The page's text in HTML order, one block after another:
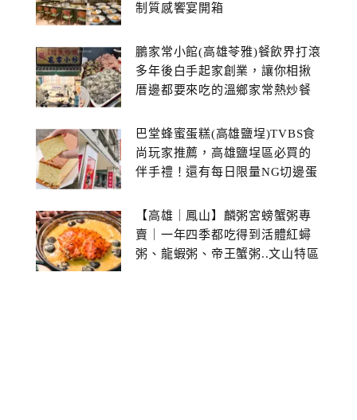
制質感饗宴開箱
鵬家常小館(高雄苓雅)餐飲界打滾
多年後白手起家創業，讓你相揪
厝邊都要來吃的溫鄉家常熱炒餐
巴堂蜂蜜蛋糕(高雄鹽埕)TVBS食
尚玩家推薦，高雄鹽埕區必買的
伴手禮！還有每日限量NG切邊蛋
【高雄｜鳳山】麟粥宮螃蟹粥專
賣｜一年四季都吃得到活體紅蟳
粥、龍蝦粥、帝王蟹粥..文山特區